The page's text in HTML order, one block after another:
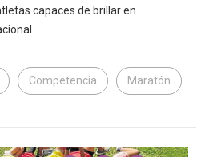
capaces de brillar en
Competencia Maratón